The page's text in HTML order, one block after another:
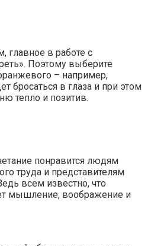
главное в работе с
Поэтому выберите
– например,
бросаться в глаза и при этом
тепло и позитив.
понравится людям
труда и представителям
всем известно, что
мышление, воображение и